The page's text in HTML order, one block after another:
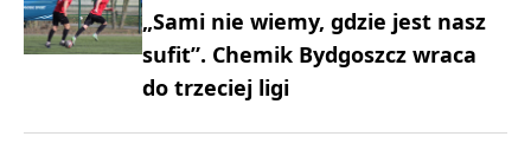
„Sami nie wiemy, gdzie jest nasz
sufit”. Chemik Bydgoszcz wraca
do trzeciej ligi